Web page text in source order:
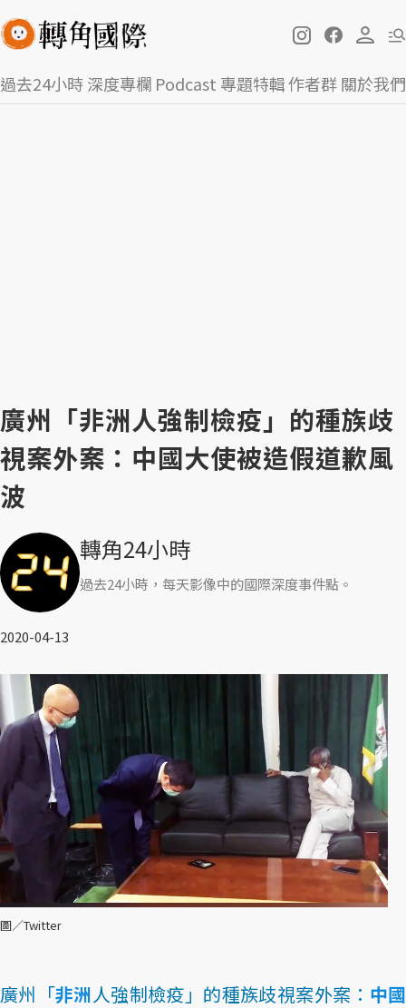
過去24小時深度專欄 Podcast 專題特輯作者群關於我們
廣州「非洲人強制檢疫」的種族歧
視案外案：中國大使被造假道歉風
波
轉角24小時
過去24小時，每天影像中的國際深度事件點。
2020-04-13
圖／Twitter
廣州「非洲人強制檢疫」的種族歧視案外案： 中國